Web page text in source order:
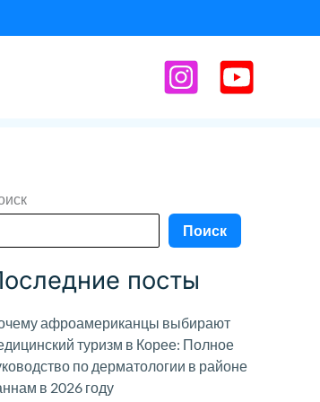
Поиск
посты
афроамериканцы выбирают
туризм в Корее: Полное
по дерматологии в районе
в 2026 году